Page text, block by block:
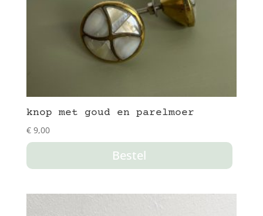
knop met goud en parelmoer
€9,00
Bestel